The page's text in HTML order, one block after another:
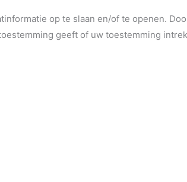
op te slaan en/of te openen.
geeft of uw toestemming